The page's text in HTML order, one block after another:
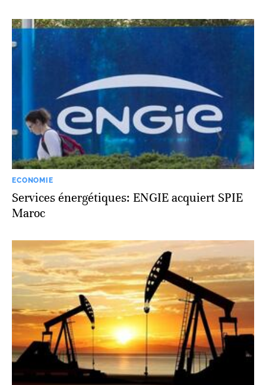
ECONOMIE
Services énergétiques: ENGIE acquiert SPIE
Maroc